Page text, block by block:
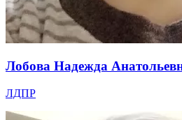
Лобова Надежда
ЛДПР